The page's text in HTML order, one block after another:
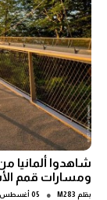
شاهدوا ألمانيا
ومسارات قمم
بقلم M283
● 05 أغسطس 2026